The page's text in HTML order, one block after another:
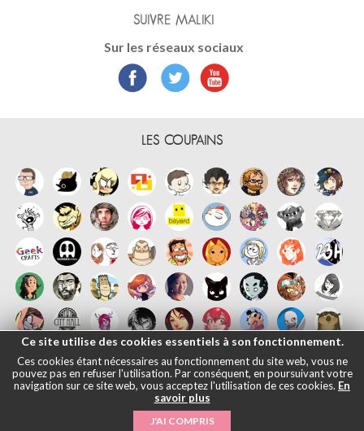
SUIVRE MALIKI
Sur les réseaux sociaux
LES COUPAINS
日本語|Mentions légales
2026
Ce site utilise des cookies essentiels à son fonctionnement.
Ces cookies étant nécessaires au fonctionnement du site web, vous ne
pouvez pas en refuser l'utilisation. Par conséquent, en poursuivant votre
navigation sur ce site web, vous acceptez l'utilisation de ces cookies. En
savoir plus
J'AI COMPRIS